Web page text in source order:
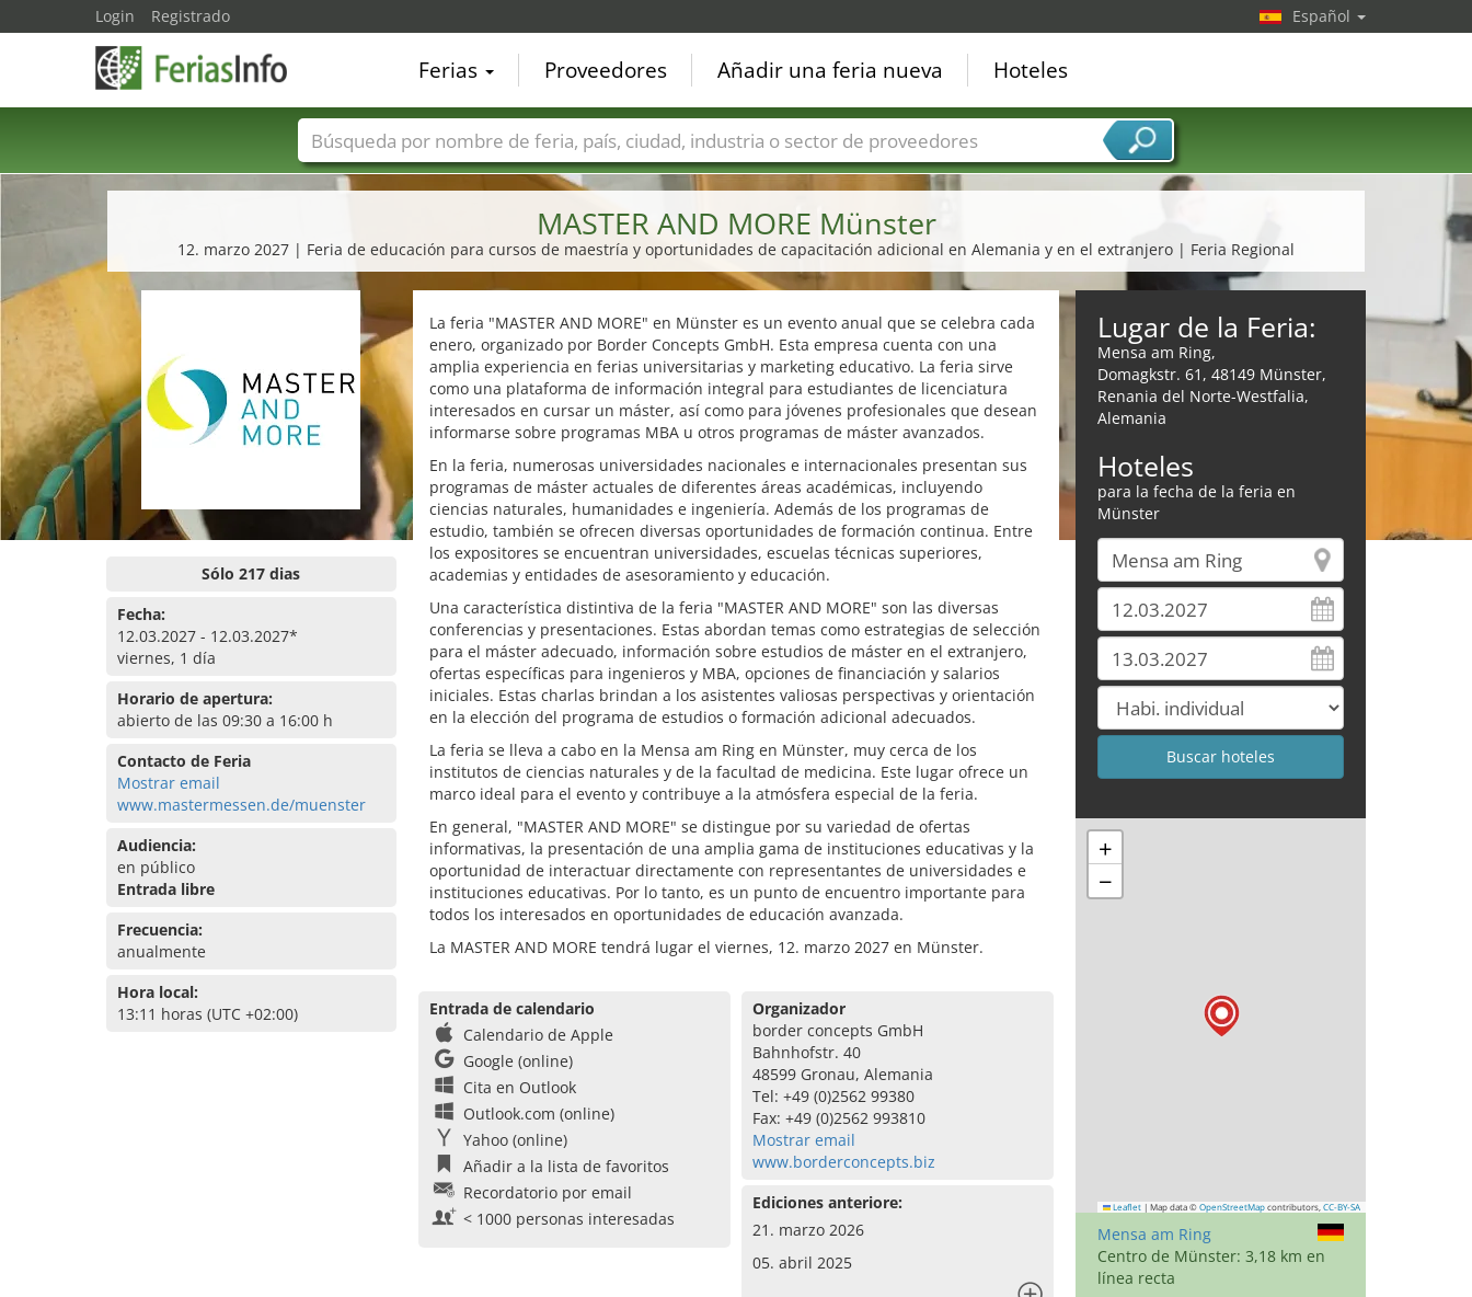
MASTER AND MORE Münster
12. marzo 2027 | Feria de educación para cursos de maestría y oportunidades de capacitación adicional en Alemania y en el extranjero | Feria Regional
Sólo 217 dias
Fecha:
12.03.2027 - 12.03.2027*
viernes, 1 día
Horario de apertura:
abierto de las 09:30 a 16:00 h
Contacto de Feria
Mostrar email
www.mastermessen.de/muenster
Audiencia:
en público
Entrada libre
Frecuencia:
anualmente
Hora local:
13:11 horas (UTC +02:00)
La feria "MASTER AND MORE" en Münster es un evento anual que se celebra cada
enero, organizado por Border Concepts GmbH. Esta empresa cuenta con una
amplia experiencia en ferias universitarias y marketing educativo. La feria sirve
como una plataforma de información integral para estudiantes de licenciatura
interesados en cursar un máster, así como para jóvenes profesionales que desean
informarse sobre programas MBA u otros programas de máster avanzados.
En la feria, numerosas universidades nacionales e internacionales presentan sus
programas de máster actuales de diferentes áreas académicas, incluyendo
ciencias naturales, humanidades e ingeniería. Además de los programas de
estudio, también se ofrecen diversas oportunidades de formación continua. Entre
los expositores se encuentran universidades, escuelas técnicas superiores,
academias y entidades de asesoramiento y educación.
Una característica distintiva de la feria "MASTER AND MORE" son las diversas
conferencias y presentaciones. Estas abordan temas como estrategias de selección
para el máster adecuado, información sobre estudios de máster en el extranjero,
ofertas específicas para ingenieros y MBA, opciones de financiación y salarios
iniciales. Estas charlas brindan a los asistentes valiosas perspectivas y orientación
en la elección del programa de estudios o formación adicional adecuados.
La feria se lleva a cabo en la Mensa am Ring en Münster, muy cerca de los
institutos de ciencias naturales y de la facultad de medicina. Este lugar ofrece un
marco ideal para el evento y contribuye a la atmósfera especial de la feria.
En general, "MASTER AND MORE" se distingue por su variedad de ofertas
informativas, la presentación de una amplia gama de instituciones educativas y la
oportunidad de interactuar directamente con representantes de universidades e
instituciones educativas. Por lo tanto, es un punto de encuentro importante para
todos los interesados en oportunidades de educación avanzada.
La MASTER AND MORE tendrá lugar el viernes, 12. marzo 2027 en Münster.
Entrada de calendario
Calendario de Apple
Google (online)
Cita en Outlook
Outlook.com (online)
Yahoo (online)
Añadir a la lista de favoritos
Recordatorio por email
< 1000 personas interesadas
Organizador
border concepts GmbH
Bahnhofstr. 40
48599 Gronau, Alemania
Tel: +49 (0)2562 99380
Fax: +49 (0)2562 993810
Mostrar email
www.borderconcepts.biz
Ediciones anteriore:
21. marzo 2026
05. abril 2025
Lugar de la Feria:
Mensa am Ring,
Domagkstr. 61, 48149 Münster,
Renania del Norte-Westfalia,
Alemania
Hoteles
para la fecha de la feria en
Münster
+
−
Leaflet | Map data © OpenStreetMap contributors, CC-BY-SA
Mensa am Ring
Centro de Münster: 3,18 km en
línea recta
Login Registrado Español
Ferias Proveedores Añadir una feria nueva Hoteles
Nombres de ferias Países Ciudades Sectores de ferias Sectores de proveedor de servicios